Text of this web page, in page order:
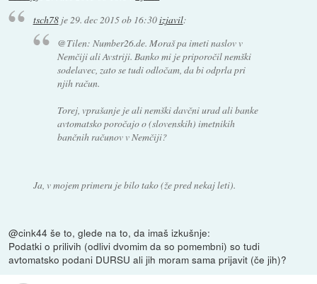
tsch78je29. dec 2015 ob 16:30izjavil:
@Tilen: Number26.de. Moraš pa imeti naslov v
Nemčiji ali Avstriji. Banko mi je priporočil nemški
sodelavec, zato se tudi odločam, da bi odprla pri
njih račun.
Torej, vprašanje je ali nemški davčni urad ali banke
avtomatsko poročajo o (slovenskih) imetnikih
bančnih računov v Nemčiji?
Ja, v mojem primeru je bilo tako (že pred nekaj leti).
@cink44 še to, glede na to, da imaš izkušnje:
Podatki o prilivih (odlivi dvomim da so pomembni) so tudi
avtomatsko podani DURSU ali jih moram sama prijavit (če jih)?